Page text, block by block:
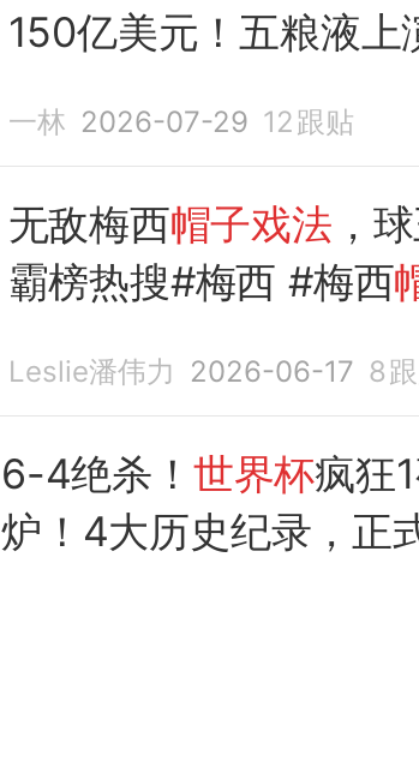
150亿美元！五粮液上
一林 2026-07-29 12 跟贴
无敌梅西帽子戏法 ，
霸榜热搜#梅西 #梅西
潘谈世界杯
Leslie潘伟力 2026-06-17 8
6-4绝杀！ 世界杯疯狂1
炉！4大历史纪录，正